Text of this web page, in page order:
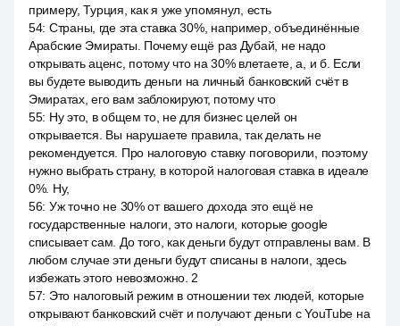
примеру, Турция, как я уже упомянул, есть
54: Страны, где эта ставка 30%, например, объединённые
Арабские Эмираты. Почему ещё раз Дубай, не надо
открывать аценс, потому что на 30% влетаете, а, и б. Если
вы будете выводить деньги на личный банковский счёт в
Эмиратах, его вам заблокируют, потому что
55: Ну это, в общем то, не для бизнес целей он
открывается. Вы нарушаете правила, так делать не
рекомендуется. Про налоговую ставку поговорили, поэтому
нужно выбрать страну, в которой налоговая ставка в идеале
0%. Ну,
56: Уж точно не 30% от вашего дохода это ещё не
государственные налоги, это налоги, которые google
списывает сам. До того, как деньги будут отправлены вам. В
любом случае эти деньги будут списаны в налоги, здесь
избежать этого невозможно. 2
57: Это налоговый режим в отношении тех людей, которые
открывают банковский счёт и получают деньги с YouTube на